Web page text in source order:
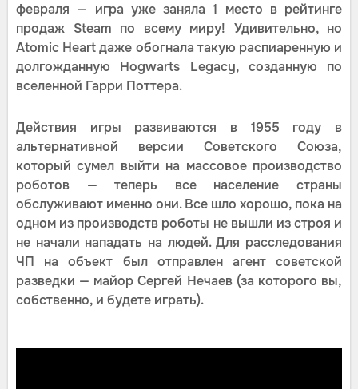
февраля — игра уже заняла 1 место в рейтинге
продаж Steam по всему миру! Удивительно, но
Atomic Heart даже обогнала такую распиаренную и
долгожданную Hogwarts Legacy, созданную по
вселенной Гарри Поттера.
Действия игры развиваются в 1955 году в
альтернативной версии Советского Союза,
который сумел выйти на массовое производство
роботов — теперь все население страны
обслуживают именно они. Все шло хорошо, пока на
одном из производств роботы не вышли из строя и
не начали нападать на людей. Для расследования
ЧП на объект был отправлен агент советской
разведки — майор Сергей Нечаев (за которого вы,
собственно, и будете играть).